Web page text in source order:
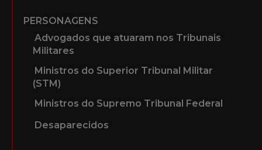
PERSONAGENS
Advogados que atuaram nos Tribunais
Militares
Ministros do Superior Tribunal Militar
(STM)
Ministros do Supremo Tribunal Federal
Desaparecidos